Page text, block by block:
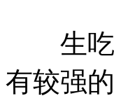
生吃
有较强